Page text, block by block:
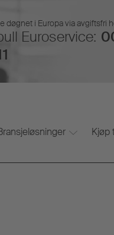
døgnet i Europa via avgiftsfri
Euroservice:
Kjøp